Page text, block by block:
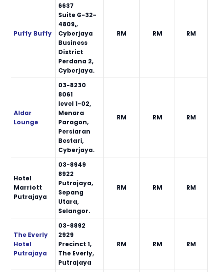
Puffy Buffy
6637
Suite G-32-
4809,,
Cyberjaya
Business
District
Perdana 2,
Cyberjaya.
RM RM RM
Aldar
Lounge
03-8230
8061
level 1-02,
Menara
Paragon,
Persiaran
Bestari,
Cyberjaya.
RM RM RM
Hotel
Marriott
Putrajaya
03-8949
8922
Putrajaya,
Sepang
Utara,
Selangor.
RM RM RM
The Everly
Hotel
Putrajaya
03-8892
2929
Precinct 1,
The Everly,
Putrajaya
RM RM RM